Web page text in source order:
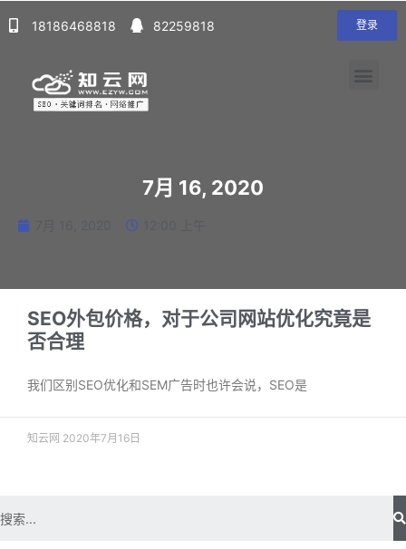
18186468818 82259818 登录
7月 16, 2020
SEO外包价格，对于公司网站优化究竟是
否合理
我们区别SEO优化和SEM广告时也许会说，SEO是
知云网 2020年7月16日